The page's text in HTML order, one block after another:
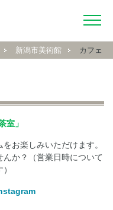
新潟市美術館 カフェ
室」
お楽しみいただけます。
か？（営業日時について